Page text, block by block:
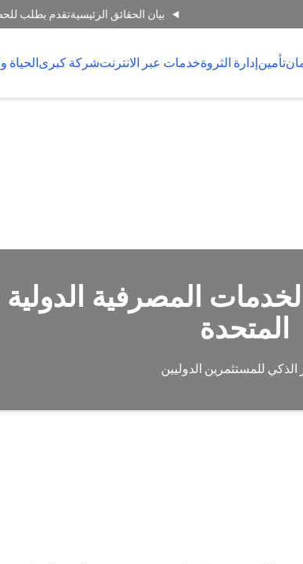
بيان الحقائق الرئيسيةتقدم بطلب
تأمينإدارة الثروةخدمات عبر الانترنتشركة كبرىالحياة
المصرفية الدولية
المتحدة
الذكي للمستثمرين الدوليين